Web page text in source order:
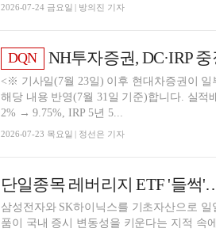
2026-07-24 금요일 | 방의진 기자
DQN NH투자증권, DC·IRP 중장기 수익률 업계 1위
<※ 기사일(7월 23일) 이후 현대차증권이
해당 내용 반영(7월 31일 기준)합니다. 실적
2% → 9.75%, IRP 5년 5...
2026-07-23 목요일 | 정선은 기자
삼성전자와 SK하이닉스를 기초자산으로
품이 국내 증시 변동성을 키운다는 지적 속